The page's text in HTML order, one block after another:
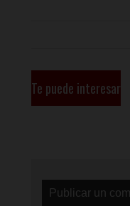
Te puede interesar
Publicar un